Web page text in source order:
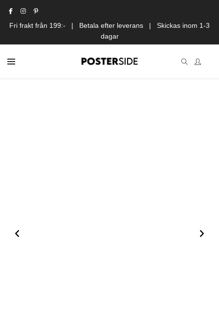
Fri frakt från 199:- | Betala efter leverans | Skickas inom 1-3
dagar